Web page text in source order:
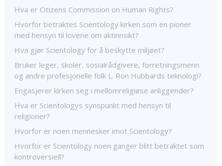
Hva er Citizens Commission on Human Rights?
Hvorfor betraktes Scientology kirken som en pioner
med hensyn til lovene om aktinnsikt?
Hva gjør Scientology for å beskytte miljøet?
Bruker leger, skoler, sosialrådgivere, forretningsmenn
og andre profesjonelle folk L. Ron Hubbards teknologi?
Engasjerer kirken seg i mellomreligiøse anliggender?
Hva er Scientologys synspunkt med hensyn til
religioner?
Hvorfor er noen mennesker imot Scientology?
Hvorfor er Scientology noen ganger blitt betraktet som
kontroversiell?